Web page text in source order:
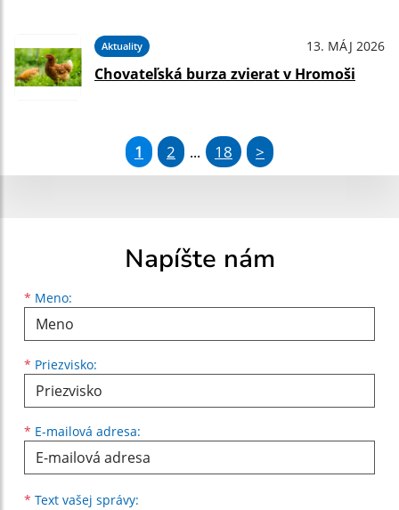
Aktuality 13. MÁJ 2026
Chovateľská burza zvierat v Hromoši
1 2 ... 18 >
Napíšte nám
* Meno:
Meno
* Priezvisko:
Priezvisko
* E-mailová adresa:
E-mailová adresa
* Text vašej správy: